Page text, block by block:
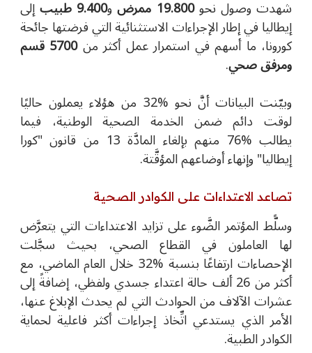
شهدت وصول نحو19.800 ممرض و9.400 طبيب إلى
إيطاليا في إطار الإجراءات الاستثنائية التي فرضتها جائحة
كورونا، ما أسهم في استمرار عمل أكثر من 5700 قسم
ومرفق صحي.
وبيّنت البيانات أنَّ نحو % 32 من هؤلاء يعملون حاليًا
لوقت دائم ضمن الخدمة الصحية الوطنية، فيما
يطالب % 76 منهم بإلغاء المادَّة 13 من قانون "كورا
إيطاليا" وإنهاء أوضاعهم المؤقَّتة.
تصاعد الاعتداءات على الكوادر الصحية
وسلًّط المؤتمر الضَّوء على تزايد الاعتداءات التي يتعرَّض
لها العاملون في القطاع الصحي، بحيث سجَّلت
الإحصاءات ارتفاعًا بنسبة% 32 خلال العام الماضي، مع
أكثر من 26 ألف حالة اعتداء جسدي ولفظي، إضافةً إلى
عشرات الآلاف من الحوادث التي لم يحدث الإبلاغ عنها،
الأمر الذي يستدعي اتِّخاذ إجراءات أكثر فاعلية لحماية
الكوادر الطبية.